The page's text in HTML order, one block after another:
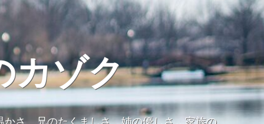
カゾク
かさ、兄のたくましさ、姉の優しさ…家族の